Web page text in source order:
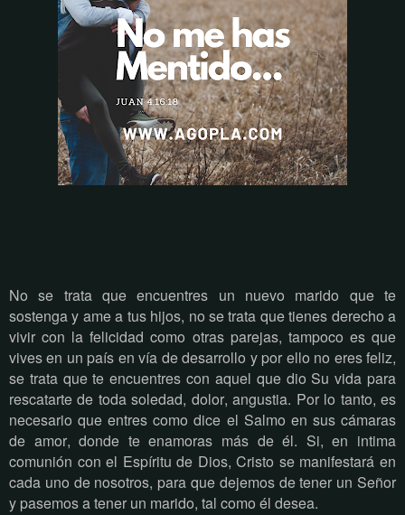
No se trata que encuentres un nuevo marido que te
sostenga y ame a tus hijos, no se trata que tienes derecho a
vivir con la felicidad como otras parejas, tampoco es que
vives en un país en vía de desarrollo y por ello no eres feliz,
se trata que te encuentres con aquel que dio Su vida para
rescatarte de toda soledad, dolor, angustia. Por lo tanto, es
necesario que entres como dice el Salmo en sus cámaras
de amor, donde te enamoras más de él. Si, en intima
comunión con el Espíritu de Dios, Cristo se manifestará en
cada uno de nosotros, para que dejemos de tener un Señor
y pasemos a tener un marido, tal como él desea.